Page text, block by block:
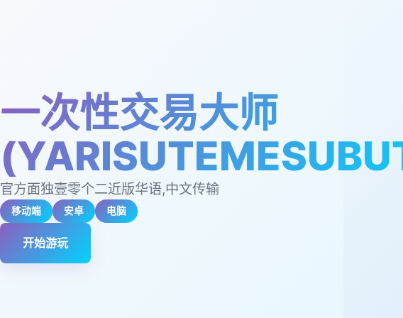
一次性交易大师
官方面独壹零个二近版华语,中文传输
移动端 安卓 电脑
开始游玩